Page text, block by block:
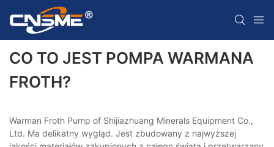
CO TO JEST POMPA WARMANA
FROTH?
Warman Froth Pump of Shijiazhuang Minerals Equipment Co.,
Ltd. Ma delikatny wygląd. Jest zbudowany z najwyższej